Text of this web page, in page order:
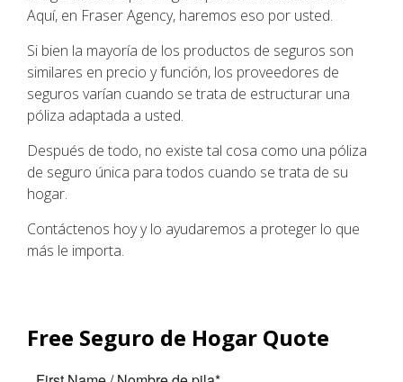
Aquí, en Fraser Agency, haremos eso por usted.
Si bien la mayoría de los productos de seguros son
similares en precio y función, los proveedores de
seguros varían cuando se trata de estructurar una
póliza adaptada a usted.
Después de todo, no existe tal cosa como una póliza
de seguro única para todos cuando se trata de su
hogar.
Contáctenos hoy y lo ayudaremos a proteger lo que
más le importa.
Free Seguro de Hogar Quote